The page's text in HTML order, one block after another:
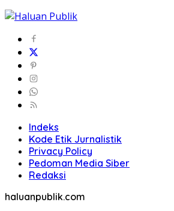
Indeks
Kode Etik Jurnalistik
Privacy Policy
Pedoman Media Siber
Redaksi
haluanpublik.com